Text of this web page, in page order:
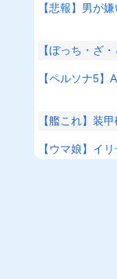
【悲報】男が
【ぼっち・ざ
【ペルソナ5
【艦これ】装
【ウマ娘】イ